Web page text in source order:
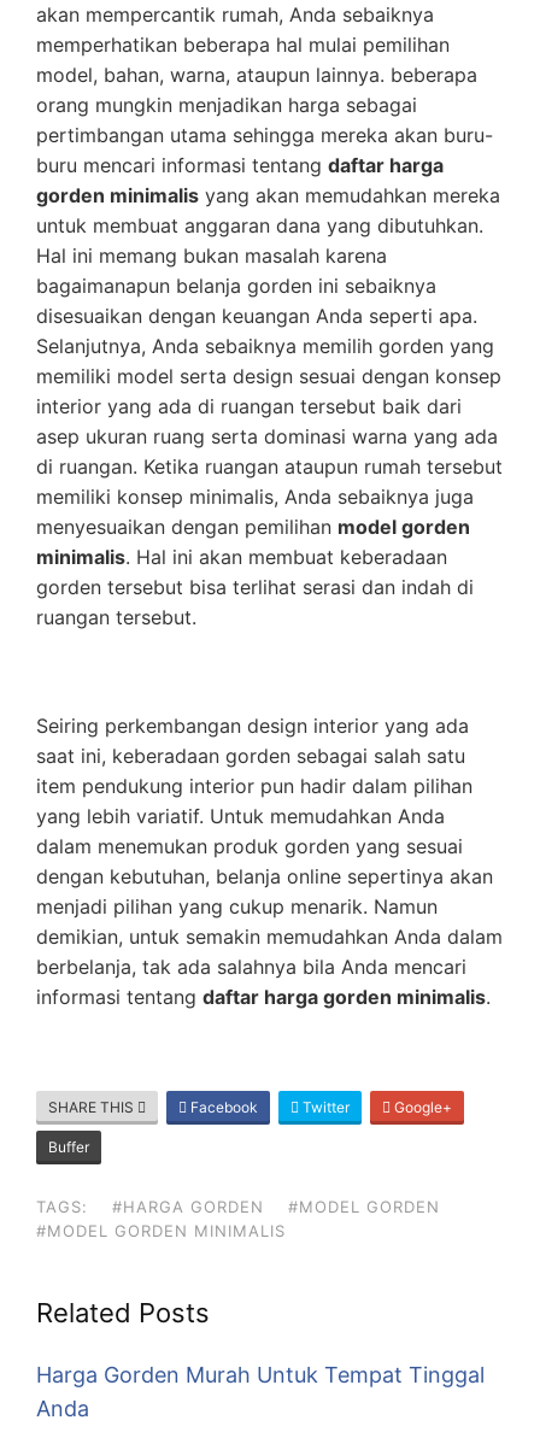
akan mempercantik rumah, Anda sebaiknya
memperhatikan beberapa hal mulai pemilihan
model, bahan, warna, ataupun lainnya. beberapa
orang mungkin menjadikan harga sebagai
pertimbangan utama sehingga mereka akan buru-
buru mencari informasi tentang daftar harga
gorden minimalis yang akan memudahkan mereka
untuk membuat anggaran dana yang dibutuhkan.
Hal ini memang bukan masalah karena
bagaimanapun belanja gorden ini sebaiknya
disesuaikan dengan keuangan Anda seperti apa.
Selanjutnya, Anda sebaiknya memilih gorden yang
memiliki model serta design sesuai dengan konsep
interior yang ada di ruangan tersebut baik dari
asep ukuran ruang serta dominasi warna yang ada
di ruangan. Ketika ruangan ataupun rumah tersebut
memiliki konsep minimalis, Anda sebaiknya juga
menyesuaikan dengan pemilihan model gorden
minimalis. Hal ini akan membuat keberadaan
gorden tersebut bisa terlihat serasi dan indah di
ruangan tersebut.
Seiring perkembangan design interior yang ada
saat ini, keberadaan gorden sebagai salah satu
item pendukung interior pun hadir dalam pilihan
yang lebih variatif. Untuk memudahkan Anda
dalam menemukan produk gorden yang sesuai
dengan kebutuhan, belanja online sepertinya akan
menjadi pilihan yang cukup menarik. Namun
demikian, untuk semakin memudahkan Anda dalam
berbelanja, tak ada salahnya bila Anda mencari
informasi tentang daftar harga gorden minimalis.
SHARE THIS Facebook Twitter Google+
Buffer
TAGS: #HARGA GORDEN
#MODEL GORDEN
#MODEL GORDEN MINIMALIS
Related Posts
Harga Gorden Murah Untuk Tempat Tinggal
Anda